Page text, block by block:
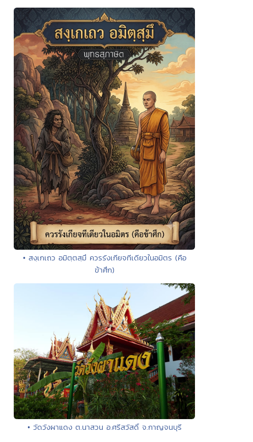
• สงฺเกเถว อมิตฺตสฺมึ ควรรังเกียจทีเดียวในอมิตร (คือ
ข้าศึก)
• วัดวังผาแดง ต.นาสวน อ.ศรีสวัสดิ์ จ.กาญจนบุรี